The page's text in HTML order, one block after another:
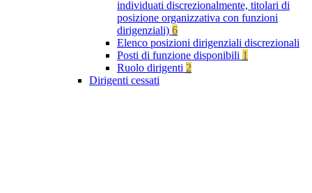
individuati discrezionalmente, titolari di
posizione organizzativa con funzioni
dirigenziali) 6
Elenco posizioni dirigenziali discrezionali
Posti di funzione disponibili 1
Ruolo dirigenti 2
Dirigenti cessati